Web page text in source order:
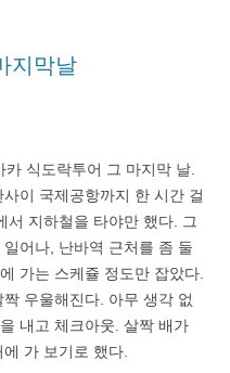
지막날
식도락투어 그 마지막 날.
이 국제공항까지 한 시간 걸
서 지하철을 타야만 했다. 그
어나, 난바역 근처를 좀 둘
가는 스케쥴 정도만 잡았다.
우울해진다. 아무 생각 없
내고 체크아웃. 살짝 배가
가 보기로 했다.